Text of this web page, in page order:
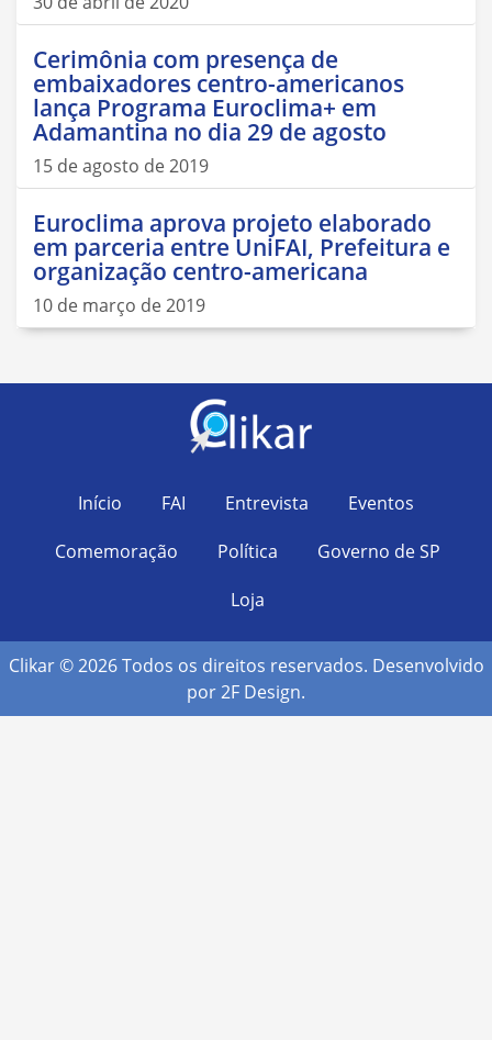
Cerimônia com presença de
embaixadores centro-americanos
lança Programa Euroclima+ em
Adamantina no dia 29 de agosto
15 de agosto de 2019
Euroclima aprova projeto elaborado
em parceria entre UniFAI, Prefeitura e
organização centro-americana
10 de março de 2019
Início FAI Entrevista
Eventos
Comemoração
Política
Governo de SP
Loja
Clikar © 2026 Todos os direitos reservados. Desenvolvido
por2F Design.